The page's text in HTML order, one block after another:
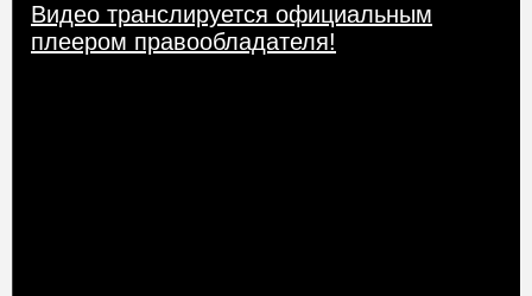
Видео транслируется официальным
плеером правообладателя!